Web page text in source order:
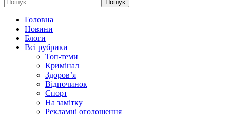
Головна
Новини
Блоги
Всі рубрики
Топ-теми
Кримінал
Здоров’я
Відпочинок
Спорт
На замітку
Рекламні оголошення